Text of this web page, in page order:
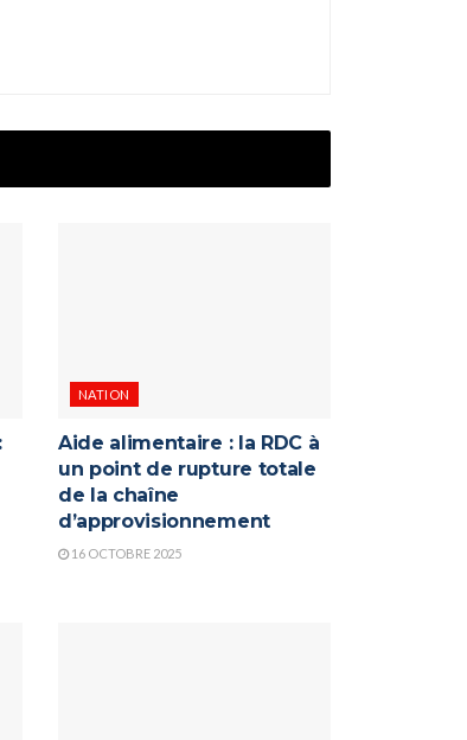
NATION
Aide alimentaire : la RDC à
un point de rupture totale
de la chaîne
d’approvisionnement
16 OCTOBRE 2025